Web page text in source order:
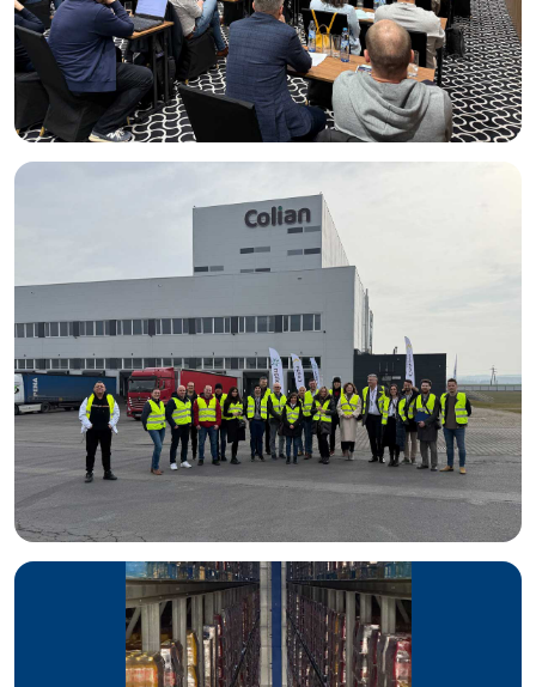
m, o powierzchni 5600 m2oraz 16 doków załadunkowych.
Magazyn daje możliwość ładowania od 5 do 10 aut na
godzinę.
CERTYFIKATY I SYSTEMY ZARZĄDZANIA
ISO, HACCP, Lean, 5S, BRC, IFS, systemy zarządzania IT
m.in.: SAP, WMS, DMS, TMS.
Colian Logistic
Supply Chain Designer – nagroda główna za projekt
magazynu automatycznego z nadziemnym łącznikiem do
produkcji
Diamenty Forbesa
Operator Logistyczny Roku
Best Managed Companies
Gepard Biznesu
Brylant Polskiej Gospodarki
Gazele Biznesu
European Candy Kettle Aword – Jan Kolański, Prezes